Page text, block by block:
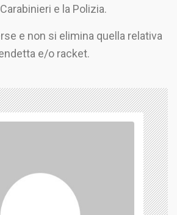
e la Polizia.
e non si elimina quella relativa
e/o racket.